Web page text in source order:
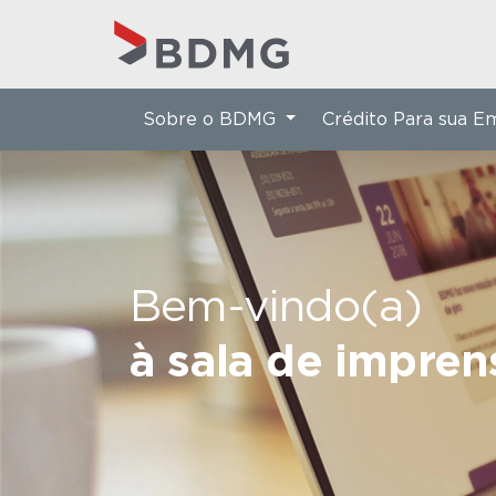
Bem-vindo(a)
à sala de
Sobre o BDMG Crédito Para sua